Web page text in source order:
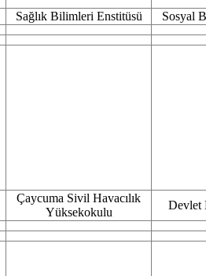
Sağlık Bilimleri Enstitüsü Sosyal
Çaycuma Sivil Havacılık
Yüksekokulu
Devlet